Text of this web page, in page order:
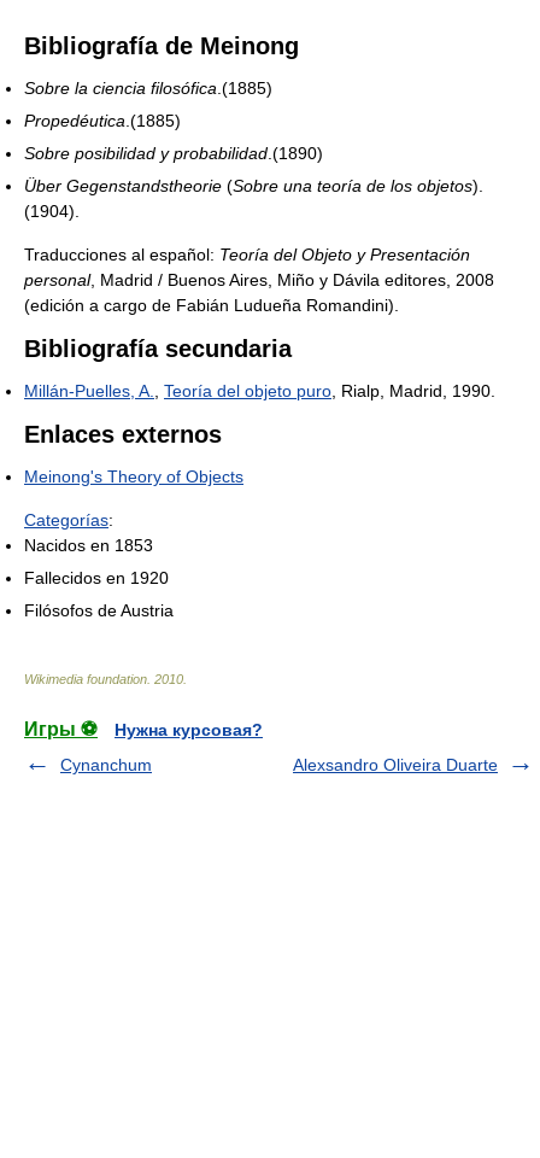
Bibliografía de Meinong
Sobre la ciencia filosófica .(1885)
Propedéutica .(1885)
Sobre posibilidad y probabilidad .(1890)
Über Gegenstandstheorie (Sobre una teoría de los objetos).
(1904).
Traducciones al español: Teoría del Objeto y Presentación
personal, Madrid / Buenos Aires, Miño y Dávila editores, 2008
(edición a cargo de Fabián Ludueña Romandini).
Bibliografía secundaria
Millán-Puelles, A. Teoría del objeto puro , Rialp, Madrid, 1990.
Enlaces externos
Meinong's Theory of Objects
Categorías:
Nacidos en 1853
Fallecidos en 1920
Filósofos de Austria
Wikimedia foundation 2010
Игры ⚽
Нужна курсовая?
Cynanchum
Alexsandro Oliveira Duarte